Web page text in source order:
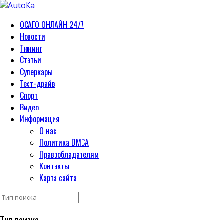
ОСАГО ОНЛАЙН 24/7
Новости
Тюнинг
Статьи
Суперкары
Тест-драйв
Спорт
Видео
Информация
О нас
Политика DMCA
Правообладателям
Контакты
Карта сайта